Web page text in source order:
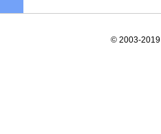
© 2003-2019